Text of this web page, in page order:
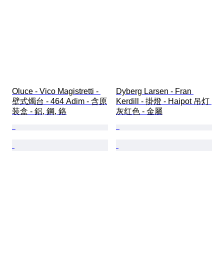
Oluce - Vico Magistretti -
壁式燭台 - 464 Adim - 含原
装盒 - 鋁, 鋼, 鉻
Dyberg Larsen - Fran
Kerdill - 掛燈 - Haipot 吊灯
灰红色 - 金屬